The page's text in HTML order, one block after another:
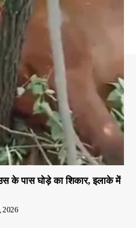
के पास घोड़े का शिकार, इलाके में
2026